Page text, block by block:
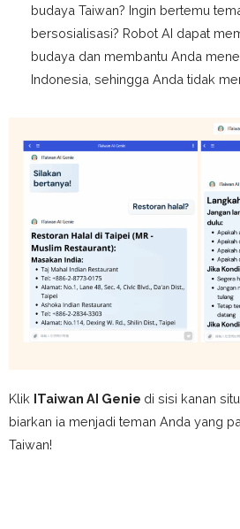
budaya Taiwan? Ingin bertemu
bersosialisasi? Robot AI dapat
budaya dan membantu Anda
Indonesia, sehingga Anda tidak
Klik ITaiwan AI Genie di sisi kanan
biarkan ia menjadi teman Anda yang
Taiwan!